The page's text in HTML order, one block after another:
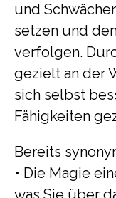
und
setzen und
verfolgen.
gezielt an der
sich selbst
Fähigkeiten
Bereits
• Die Magie
was Sie über